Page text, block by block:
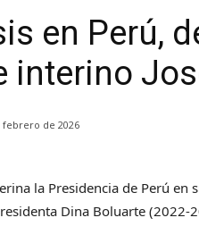
en Perú,
interino
febrero de 2026
la Presidencia de Perú
Dina Boluarte (2022-